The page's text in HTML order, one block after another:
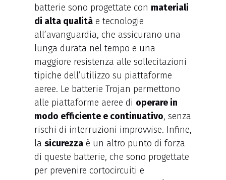
batterie sono progettate con materiali
di alta qualità e tecnologie
all’avanguardia, che assicurano una
lunga durata nel tempo e una
maggiore resistenza alle sollecitazioni
tipiche dell’utilizzo su piattaforme
aeree. Le batterie Trojan permettono
alle piattaforme aeree di operare in
modo efficiente e continuativo, senza
rischi di interruzioni improvvise. Infine,
la sicurezza è un altro punto di forza
di queste batterie, che sono progettate
per prevenire cortocircuiti e